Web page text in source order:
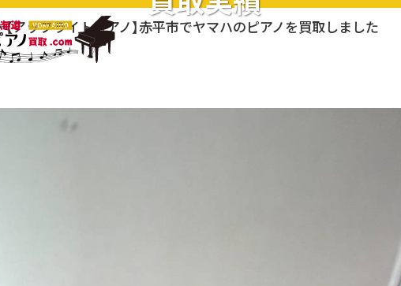
【アップライトピアノ】赤平市でヤマハのピアノを買取しました